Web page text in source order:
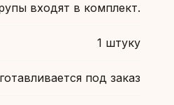
входят в комплект.
1 штуку
под заказ